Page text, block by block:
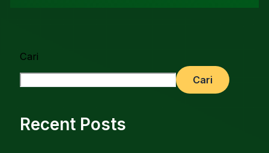
Cari
Cari
Recent Posts